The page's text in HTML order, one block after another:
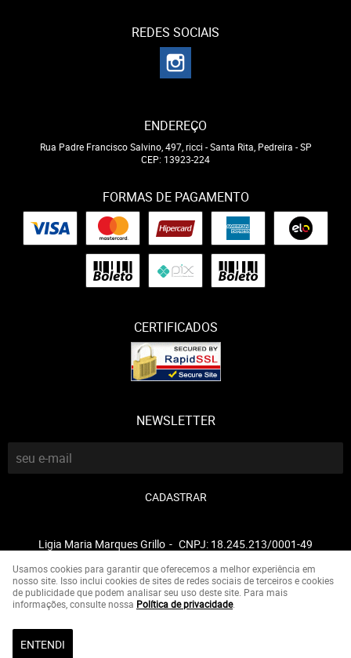
REDES SOCIAIS
ENDEREÇO
Rua Padre Francisco Salvino, 497, ricci -Santa Rita, Pedreira -SP
CEP: 13923-224
FORMAS DE PAGAMENTO
CERTIFICADOS
NEWSLETTER
CADASTRAR
Ligia Maria Marques Grillo CNPJ: 18.245.213/0001-49
LOJA VIRTUAL CRIADA POR
Usamos cookies para garantir que oferecemos a melhor experiência em
nosso site. Isso inclui cookies de sites de redes sociais de terceiros e cookies
de publicidade que podem analisar seu uso deste site. Para mais
informações, consulte nossa Política de privacidade.
ENTENDI